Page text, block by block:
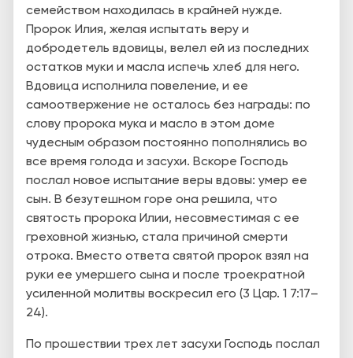
семейством находилась в крайней нужде.
Пророк Илия, желая испытать веру и
добродетель вдовицы, велел ей из последних
остатков муки и масла испечь хлеб для него.
Вдовица исполнила повеление, и ее
самоотвержение не осталось без награды: по
слову пророка мука и масло в этом доме
чудесным образом постоянно пополнялись во
все время голода и засухи. Вскоре Господь
послал новое испытание веры вдовы: умер ее
сын. В безутешном горе она решила, что
святость пророка Илии, несовместимая с ее
греховной жизнью, стала причиной смерти
отрока. Вместо ответа святой пророк взял на
руки ее умершего сына и после троекратной
усиленной молитвы воскресил его (3 Цар. 1 7:17–
24).
По прошествии трех лет засухи Господь послал